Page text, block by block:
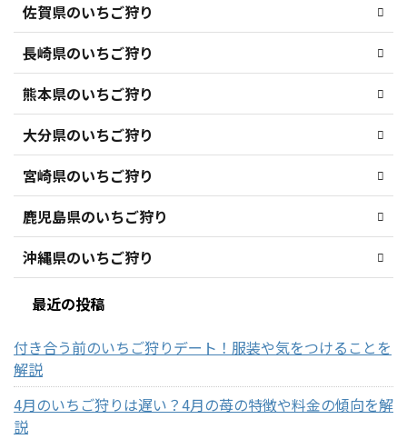
佐賀県のいちご狩り
長崎県のいちご狩り
熊本県のいちご狩り
大分県のいちご狩り
宮崎県のいちご狩り
鹿児島県のいちご狩り
沖縄県のいちご狩り
最近の投稿
付き合う前のいちご狩りデート！服装や気をつけることを
解説
4月のいちご狩りは遅い？4月の苺の特徴や料金の傾向を解
説